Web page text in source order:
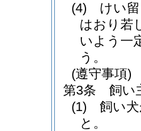
(4)
けい
はおり若
いよう一
う。
(遵守事項)
第3条
飼い
(1)
飼い
と。